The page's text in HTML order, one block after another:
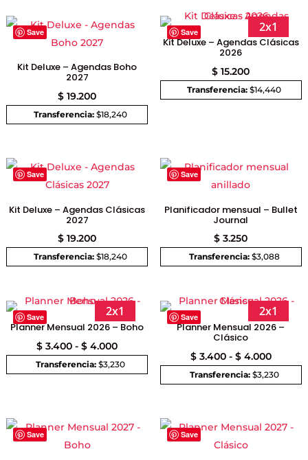
$ 5.800.$ 4.950.
Save
Kit Deluxe – Agendas Boho
2027
$ 19.200
Transferencia:$18,240
Save 2x1
Kit Deluxe – Agendas Clásicas
2026
$ 15.200
Transferencia:$14,440
Save
Kit Deluxe – Agendas Clásicas
2027
$ 19.200
Transferencia:$18,240
Save
Planificador mensual – Bullet
Journal
$ 3.250
Transferencia: $3,088
Save 2x1
Planner Mensual 2026 – Boho
$ 3.400 - $ 4.000Rango
de
hasta
Transferencia:$3,230
Save 2x1
Planner Mensual 2026 –
Clásico
$3.400 - $4.000Rango
de
$ 3.400
Transferencia: $3,230
Save Save